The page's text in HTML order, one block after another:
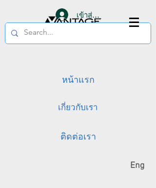
เข้าสู่ระบบ
หน้าแรก
เกี่ยวกับเรา
ติดต่อเรา
Eng